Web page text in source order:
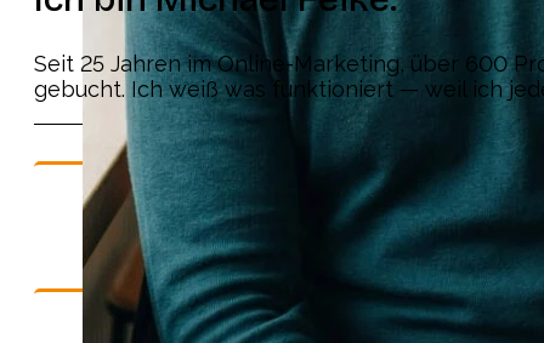
Seit 25 Jahren im Online-Marketing, über 600
gebucht. Ich weiß was funktioniert — weil ich